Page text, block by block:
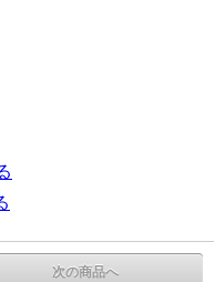
次の商品へ